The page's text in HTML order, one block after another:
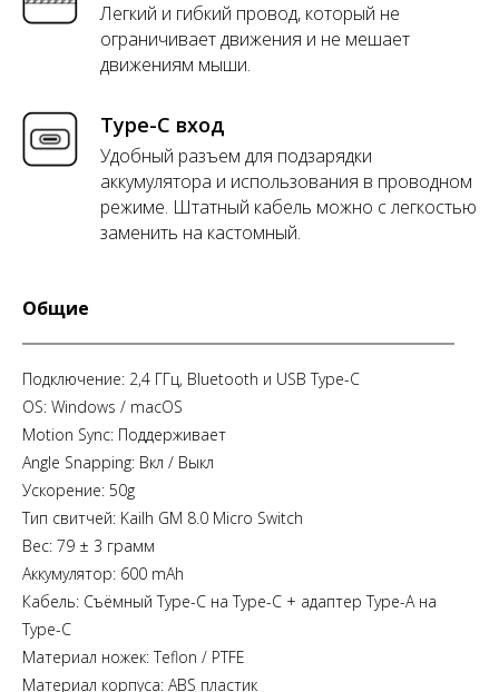
Легкий и гибкий провод, который не
ограничивает движения и не мешает
движениям мыши.
Type-C вход
Удобный разъем для подзарядки
аккумулятора и использования в проводном
режиме. Штатный кабель можно с легкостью
заменить на кастомный.
Общие
Подключение: 2,4 ГГц, Bluetooth и USB Type-C
OS: Windows / macOS
Motion Sync: Поддерживает
Angle Snapping: Вкл / Выкл
Ускорение: 50g
Тип свитчей: Kailh GM 8.0 Micro Switch
Вес: 79 ± 3 грамм
Аккумулятор: 600 mAh
Кабель: Съёмный Type-C на Type-C + адаптер Type-A на
Type-C
Материал ножек: Teflon / PTFE
Материал корпуса: ABS пластик